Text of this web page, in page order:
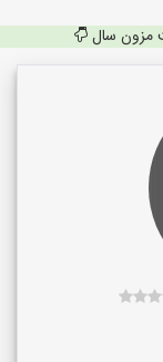
مزون سال